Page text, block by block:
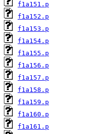
f1a151.p
f1a152.p
f1a153.p
f1a154.p
f1a155.p
f1a156.p
f1a157.p
f1a158.p
f1a159.p
f1a160.p
f1a161.p